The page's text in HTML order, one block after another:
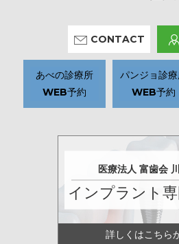
CONTACT
あべの診療所
WEB予約
パンジョ診
WEB予約
医療法人 富歯会
インプラント
詳しくはこちら